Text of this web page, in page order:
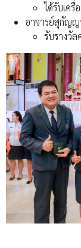
ได้รับเค
อาจารย์สุกัญ
รับรางวั